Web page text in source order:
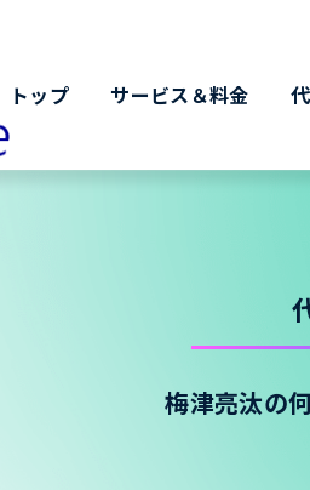
トップ サービス＆料金
梅津亮汰の